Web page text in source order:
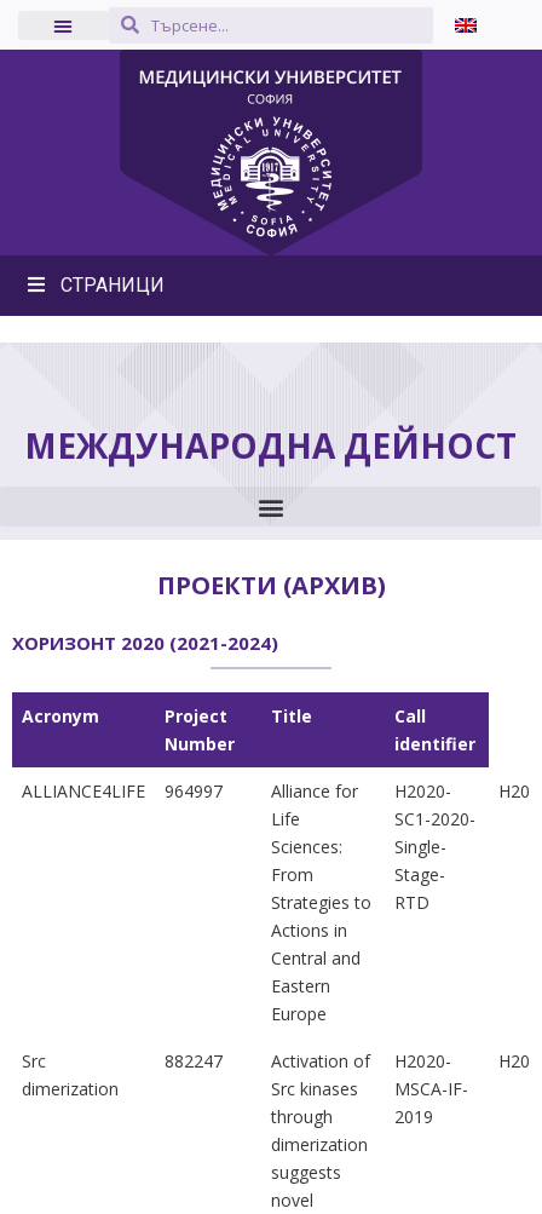
СТРАНИЦИ
МЕЖДУНАРОДНА ДЕЙНОСТ
ПРОЕКТИ (АРХИВ)
ХОРИЗОНТ 2020 (2021-2024)
Acronym
Project
Number
Title
Call
identifier
Acronym
Project
Title
Call
identifier
ALLIANCE4LIFE 964997
Alliance for
Life
Sciences:
From
Strategies to
Actions in
Central and
Eastern
Europe
H2020-
SC1-2020-
Single-
Stage-
RTD
Src
dimerization
882247
Activation of
Src kinases
through
dimerization
suggests
novel
H2020-
MSCA-IF-
2019